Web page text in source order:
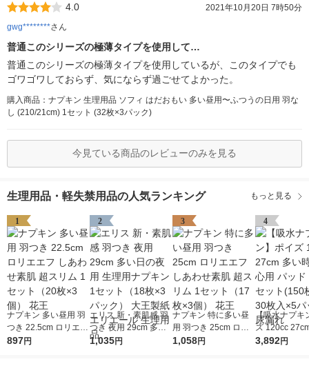
4.0
2021年10月20日 7時50分
gwg********さん
普通このシリーズの極薄タイプを使用して…
普通このシリーズの極薄タイプを使用しているが、このタイプでも
ゴワゴワしておらず、気にならず過ごせてよかった。
購入商品：ナプキン 生理用品 ソフィ はだおもい 多い昼用〜ふつうの日用 羽な
し (210/21cm) 1セット (32枚×3パック)
今見ている商品のレビューのみを見る
生理用品・軽失禁用品の人気ランキング もっと見る
1
ナプキン 多い昼用 羽
つき 22.5cm ロリエエ
フ しあわせ素肌 超ス
897円
2
エリス 新・素肌感 羽
つき 夜用 29cm 多い
日の夜用 生理用ナプ
1,035円
3
ナプキン 特に多い昼
用 羽つき 25cm ロリ
エエフ しあわせ素肌
1,058円
4
【吸水ナプキ
ズ 120cc
も安心用 パッ
3,892円